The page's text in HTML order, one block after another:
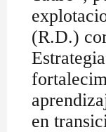
(R.D.)
en